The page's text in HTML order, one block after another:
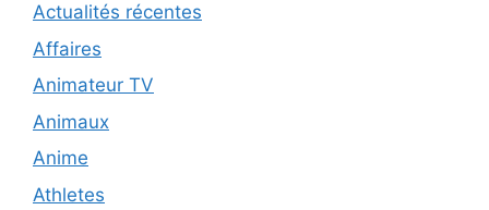
Actualités récentes
Affaires
Animateur TV
Animaux
Anime
Athletes